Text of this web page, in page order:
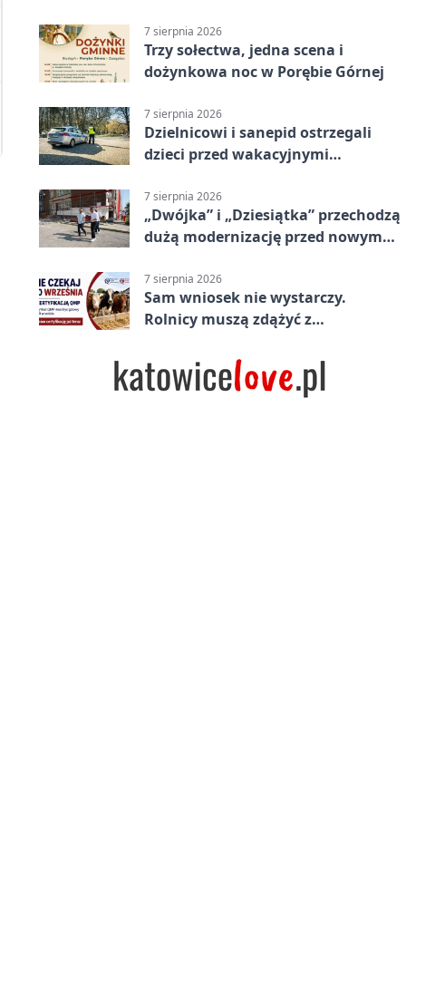
7 sierpnia 2026
Trzy sołectwa, jedna scena i
dożynkowa noc w Porębie Górnej
7 sierpnia 2026
Dzielnicowi i sanepid ostrzegali
dzieci przed wakacyjnymi
7 sierpnia 2026
„Dwójka” i „Dziesiątka” przechodzą
dużą modernizację przed nowym
7 sierpnia 2026
Sam wniosek nie wystarczy.
Rolnicy muszą zdążyć z